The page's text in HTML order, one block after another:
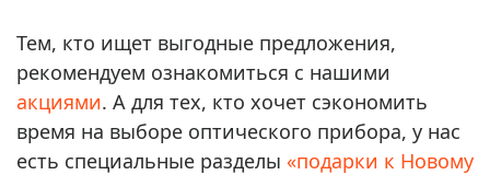
Тем, кто ищет выгодные предложения,
рекомендуем ознакомиться с нашими
акциями. А для тех, кто хочет сэкономить
время на выборе оптического прибора, у нас
есть специальные разделы «подарки к Новому